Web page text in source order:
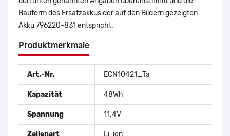
Bauform des Ersatzakkus der auf den Bildern gezeigten
Akku 796220-831 entspricht.
Produktmerkmale
Art.-Nr. ECN10421_Ta
Kapazität 48Wh
Spannung 11.4V